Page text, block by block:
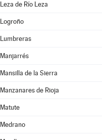
Leza de Río Leza
Logroño
Lumbreras
Manjarrés
Mansilla de la Sierra
Manzanares de Rioja
Matute
Medrano